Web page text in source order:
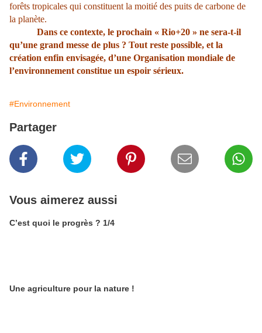
forêts tropicales qui constituent la moitié des puits de carbone de
la planète.
Dans ce contexte, le prochain « Rio+20 » ne sera-t-il
qu’une grand messe de plus ? Tout reste possible, et la
création enfin envisagée, d’une Organisation mondiale de
l’environnement constitue un espoir sérieux.
#Environnement
Partager
Vous aimerez aussi
C’est quoi le progrès ? 1/4
Une agriculture pour la nature !